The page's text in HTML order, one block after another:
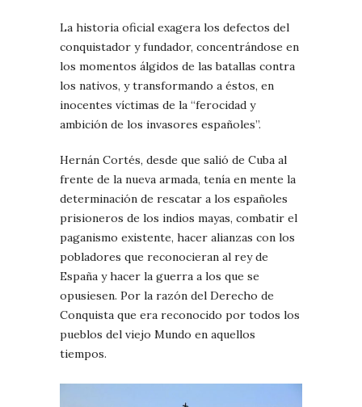
La historia oficial exagera los defectos del
conquistador y fundador, concentrándose en
los momentos álgidos de las batallas contra
los nativos, y transformando a éstos, en
inocentes víctimas de la “ferocidad y
ambición de los invasores españoles”.
Hernán Cortés, desde que salió de Cuba al
frente de la nueva armada, tenía en mente la
determinación de rescatar a los españoles
prisioneros de los indios mayas, combatir el
paganismo existente, hacer alianzas con los
pobladores que reconocieran al rey de
España y hacer la guerra a los que se
opusiesen. Por la razón del Derecho de
Conquista que era reconocido por todos los
pueblos del viejo Mundo en aquellos
tiempos.